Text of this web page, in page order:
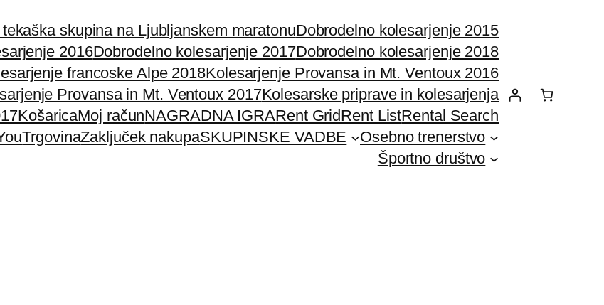
skupina na Ljubljanskem maratonuDobrodelno kolesarjenje 2015
2016Dobrodelno kolesarjenje 2017Dobrodelno kolesarjenje 2018
francoske Alpe 2018Kolesarjenje Provansa in Mt. Ventoux 2016
Provansa in Mt. Ventoux 2017Kolesarske priprave in kolesarjenja
KošaricaMoj računNAGRADNA IGRARent GridRent ListRental Search
TrgovinaZaključek nakupaSKUPINSKE VADBE
Osebno trenerstvo
Športno društvo